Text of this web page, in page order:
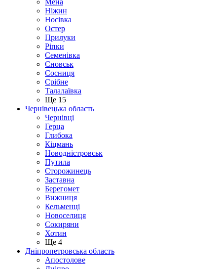
Мена
Ніжин
Носівка
Остер
Прилуки
Ріпки
Семенівка
Сновськ
Сосниця
Срібне
Талалаївка
Ще 15
Чернівецька область
Чернівці
Герца
Глибока
Кіцмань
Новодністровськ
Путила
Сторожинець
Заставна
Берегомет
Вижниця
Кельменці
Новоселиця
Сокиряни
Хотин
Ще 4
Дніпропетровська область
Апостолове